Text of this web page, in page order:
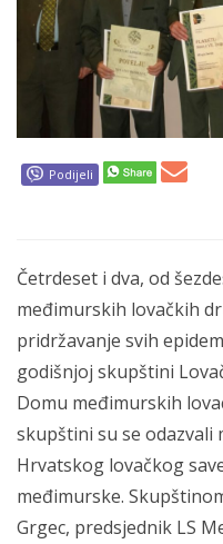
Podijeli
Četrdeset i dva, od
međimurskih lovačkih
pridržavanje svih
godišnjoj skupštini
Domu međimurskih
skupštini su se odazvali
Hrvatskog lovačkog
međimurske.
Grgec, predsjednik LS